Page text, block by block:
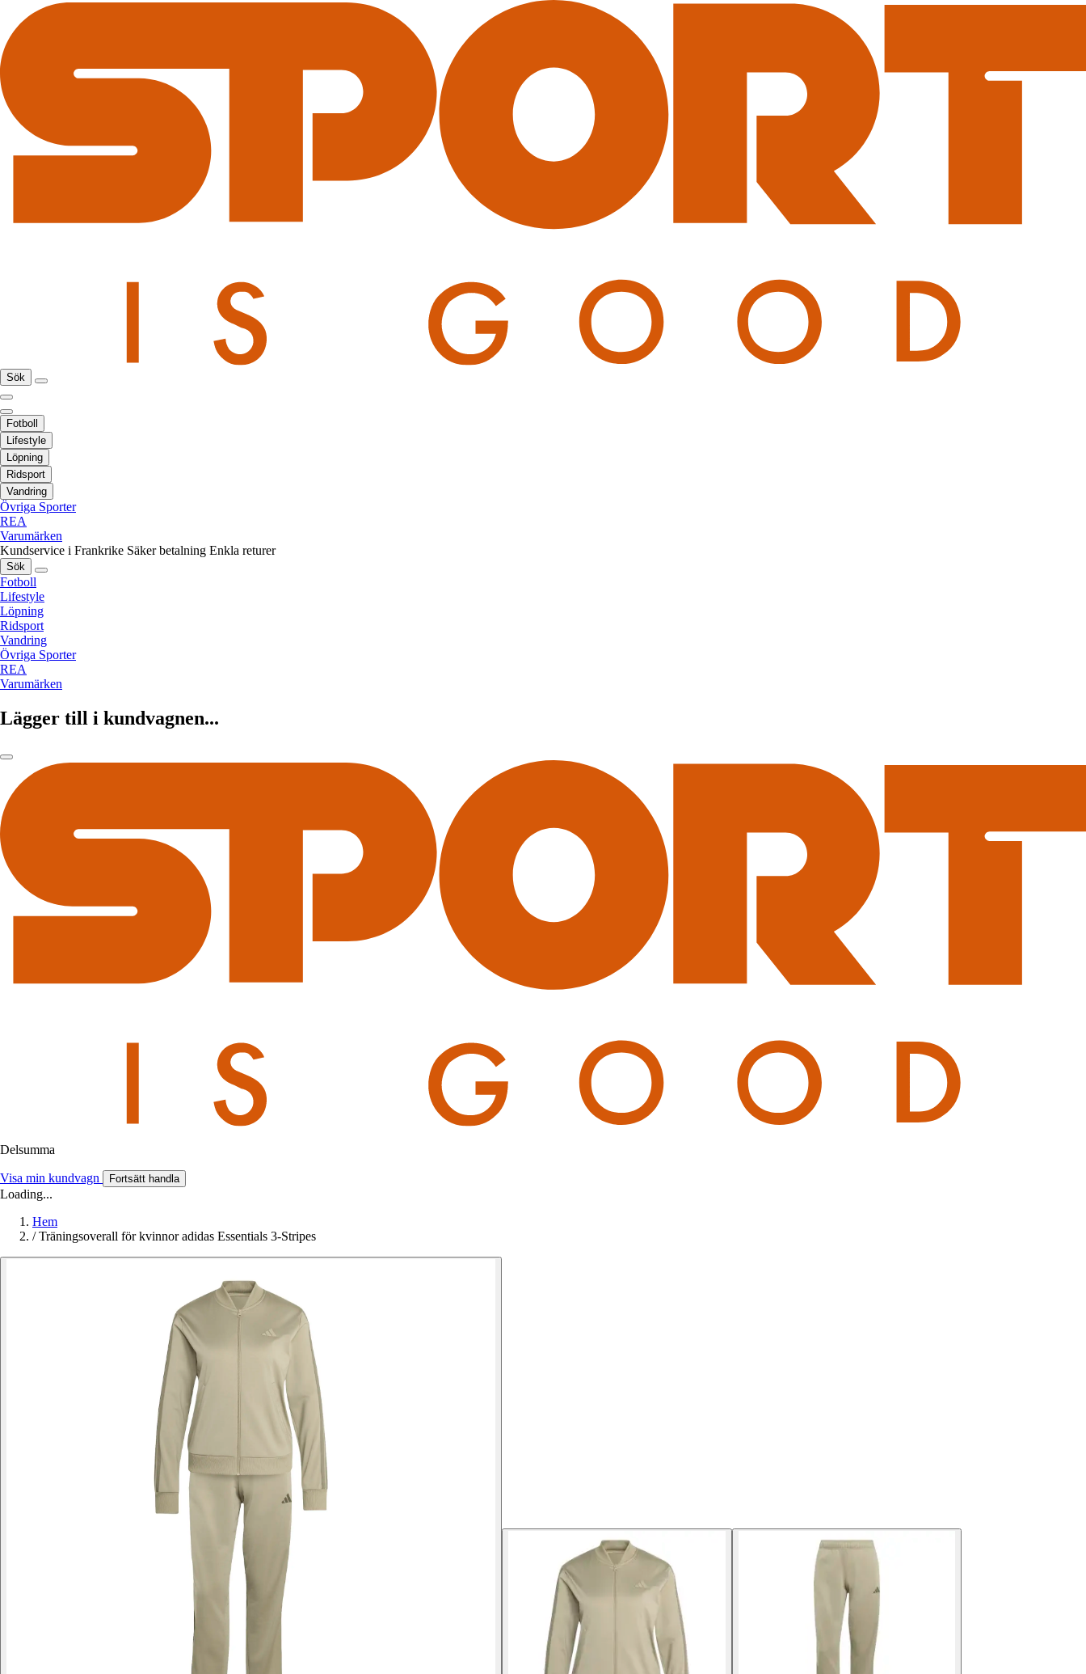
Sök
Fotboll
Lifestyle
Löpning
Ridsport
Vandring
Övriga Sporter
REA
Varumärken
Kundservice i Frankrike Säker betalning Enkla returer
Sök
Fotboll
Lifestyle
Löpning
Ridsport
Vandring
Övriga Sporter
REA
Varumärken
Lägger till i kundvagnen...
Delsumma
Visa min kundvagn Fortsätt handla
Loading...
Hem
/ Träningsoverall för kvinnor adidas Essentials 3-Stripes